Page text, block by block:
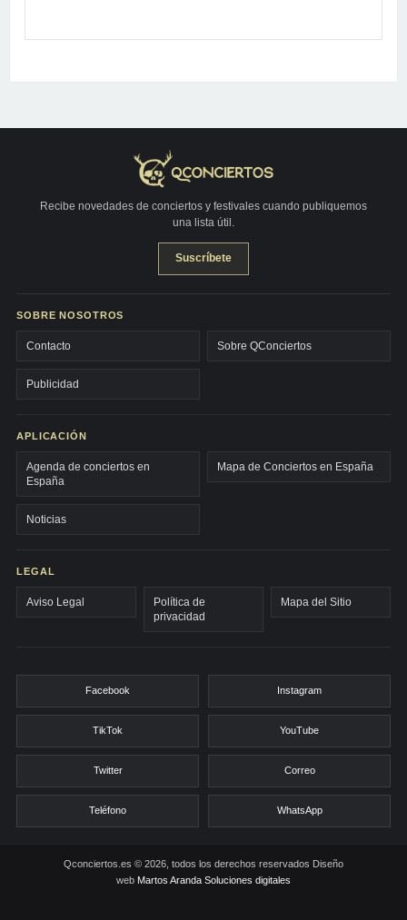
Recibe novedades de conciertos y festivales cuando publiquemos
una lista útil.
Suscríbete
SOBRE NOSOTROS
Contacto Sobre QConciertos
Publicidad
APLICACIÓN
Agenda de conciertos en
España
Mapa de Conciertos en España
Noticias
LEGAL
Aviso Legal
Política de
privacidad
Mapa del Sitio
Facebook Instagram
TikTok YouTube
Twitter Correo
Teléfono WhatsApp
Qconciertos.es © 2026, todos los derechos reservados Diseño
web Martos Aranda Soluciones digitales